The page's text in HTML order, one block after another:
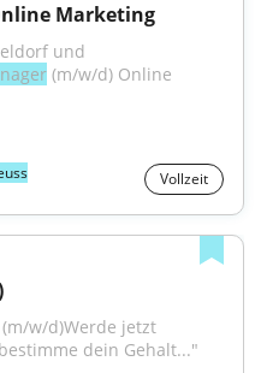
Marketing
und
(m/w/d) Online
Vollzeit
w/d)Werde jetzt
dein Gehalt..."